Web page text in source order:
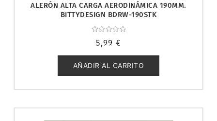
ALERÓN ALTA CARGA AERODINÁMICA 190MM.
BITTYDESIGN BDRW-190STK
con
de
5
5,99 €
AÑADIR AL CARRITO